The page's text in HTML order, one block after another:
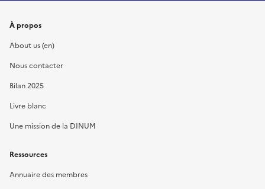
À propos
About us (en)
Nous contacter
Bilan 2025
Livre blanc
Une mission de la DINUM
Ressources
Annuaire des membres